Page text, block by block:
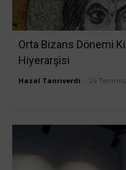
Orta Bizans Dönemi
Hiyerarşisi
Hazal Tanrıverdi 26